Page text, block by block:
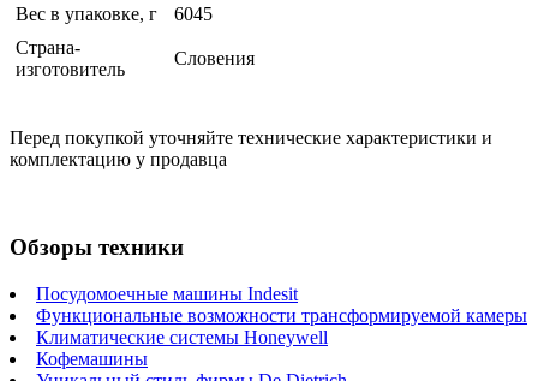
Вес в упаковке, г
6045
Страна-
изготовитель
Словения
Перед покупкой уточняйте технические характеристики и
комплектацию у продавца
Обзоры техники
Посудомоечные машины Indesit
Функциональные возможности трансформируемой камеры
Климатические системы Honeywell
Кофемашины